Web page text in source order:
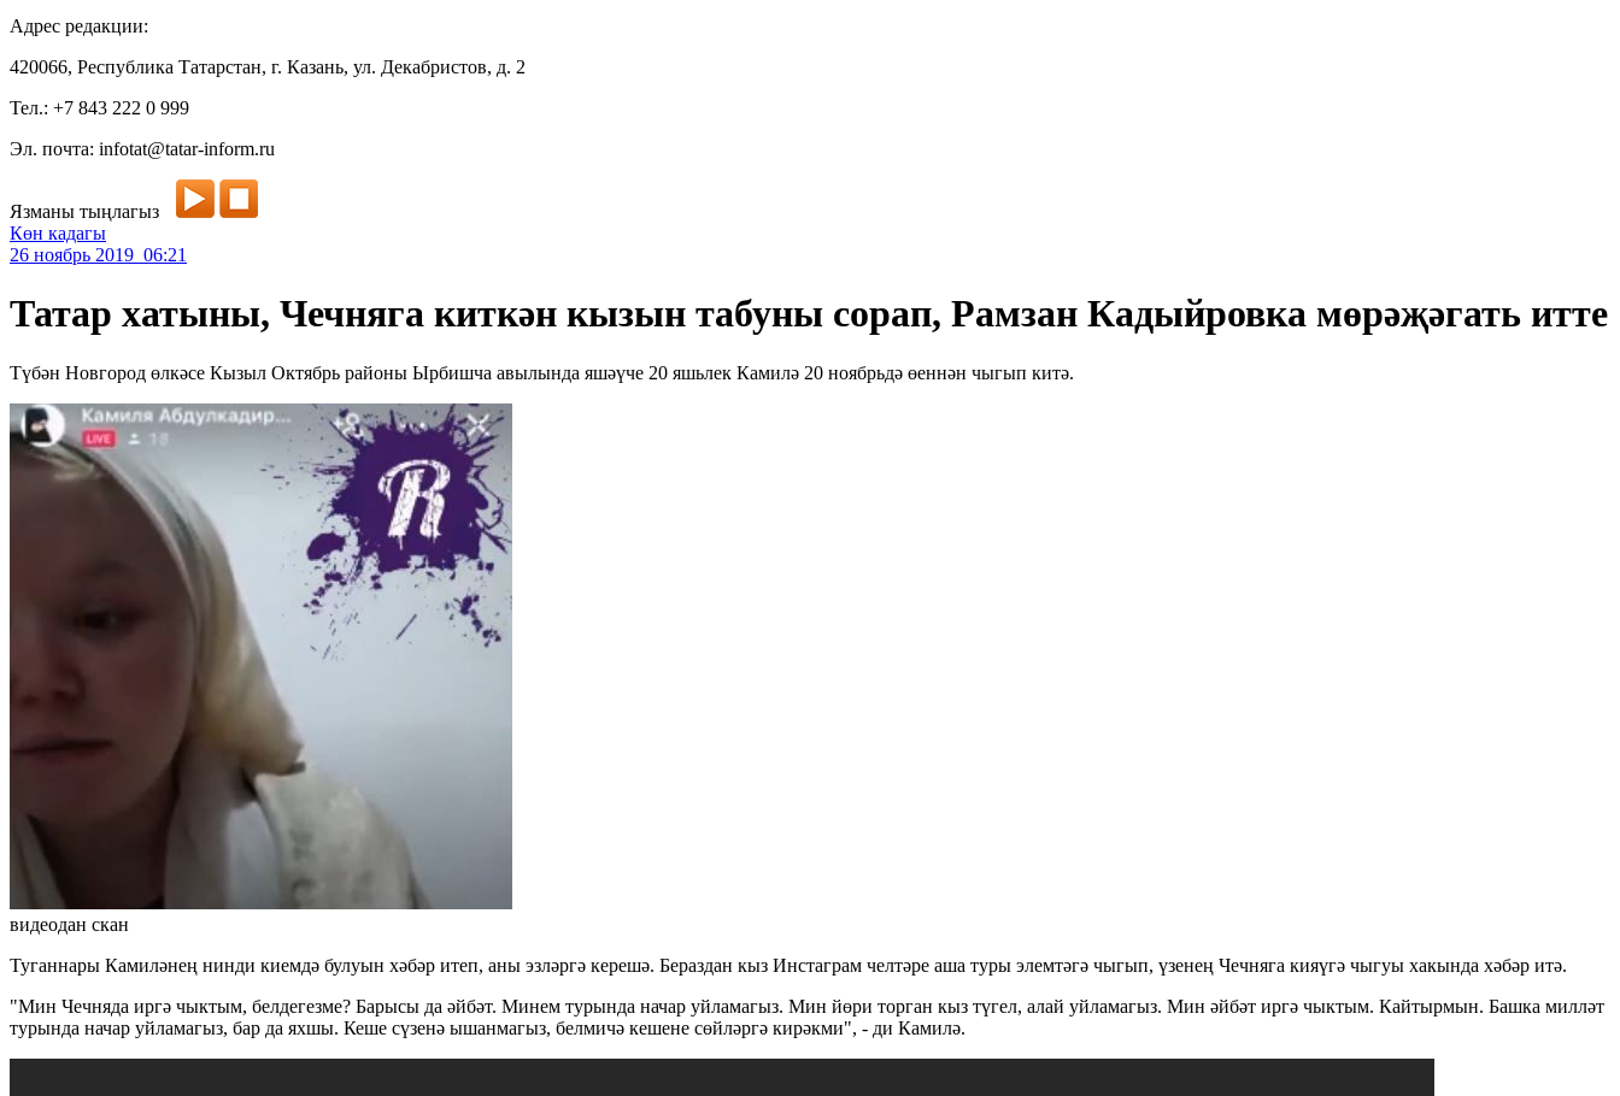
Адрес редакции:
420066, Республика Татарстан, г. Казань, ул. Декабристов, д. 2
Тел.: +7 843 222 0 999
Эл. почта: infotat@tatar-inform.ru
Язманы тыңлагыз
Көн кадагы
26 ноябрь 2019 06:21
Татар хатыны, Чечняга киткән кызын табуны сорап, Рамзан Кадыйровка мөрәҗәгать итте
Түбән Новгород өлкәсе Кызыл Октябрь районы Ырбишча авылында яшәүче 20 яшьлек Камилә 20 ноябрьдә өеннән чыгып китә.
видеодан скан
Туганнары Камиләнең нинди киемдә булуын хәбәр итеп, аны эзләргә керешә. Бераздан кыз Инстаграм челтәре аша туры элемтәгә чыгып, үзенең Чечняга кияүгә чыгуы хакында хәбәр итә.
"Мин Чечняда иргә чыктым, белдегезме? Барысы да әйбәт. Минем турында начар уйламагыз. Мин йөри торган кыз түгел, алай уйламагыз. Мин әйбәт иргә чыктым. Кайтырмын. Башка милләт
турында начар уйламагыз, бар да яхшы. Кеше сүзенә ышанмагыз, белмичә кешене сөйләргә кирәкми", - ди Камилә.